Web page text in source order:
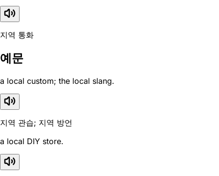
지역 통화
예문
a local custom; the local slang.
지역 관습; 지역 방언
a local DIY store.